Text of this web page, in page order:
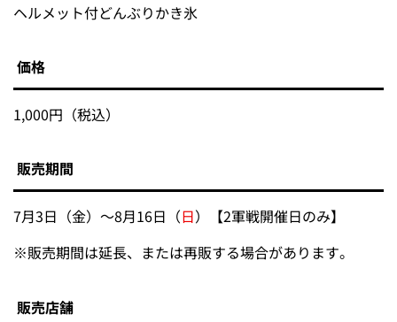
ヘルメット付どんぶりかき氷
価格
1,000円（税込）
販売期間
7月3日（金）～8月16日（日）【2軍戦開催日のみ】
※販売期間は延長、または再販する場合があります。
販売店舗